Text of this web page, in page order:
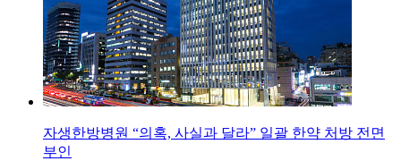
자생한방병원 “의혹, 사실과 달라” 일괄 한약 처방 전면
부인